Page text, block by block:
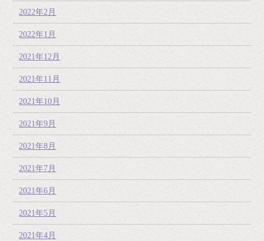
2022年2月
2022年1月
2021年12月
2021年11月
2021年10月
2021年9月
2021年8月
2021年7月
2021年6月
2021年5月
2021年4月